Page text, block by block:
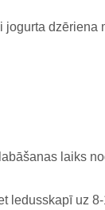
dzēriena
laiks
ledusskapī uz